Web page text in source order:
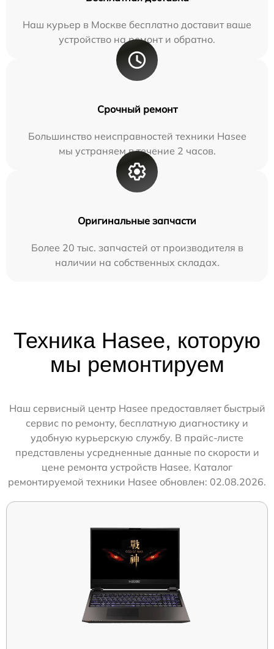
Наш курьер в Москве бесплатно доставит ваше
устройство на ремонт и обратно.
Срочный ремонт
Большинство неисправностей техники Hasee
мы устраняем в течение 2 часов.
Оригинальные запчасти
Более 20 тыс. запчастей от производителя в
наличии на собственных складах.
Техника Hasee, которую
мы ремонтируем
Наш сервисный центр Hasee предоставляет быстрый
сервис по ремонту, бесплатную диагностику и
удобную курьерскую службу. В прайс-листе
представлены усредненные данные по скорости и
цене ремонта устройств Hasee. Каталог
ремонтируемой техники Hasee обновлен: 02.08.2026.